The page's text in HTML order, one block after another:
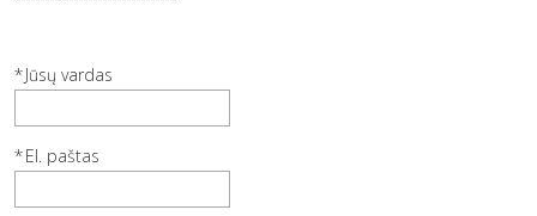
Jūsų vardas
El. paštas